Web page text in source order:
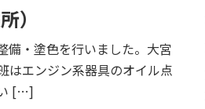
）
備・塗色を行いました。大宮
はエンジン系器具のオイル点
[…]